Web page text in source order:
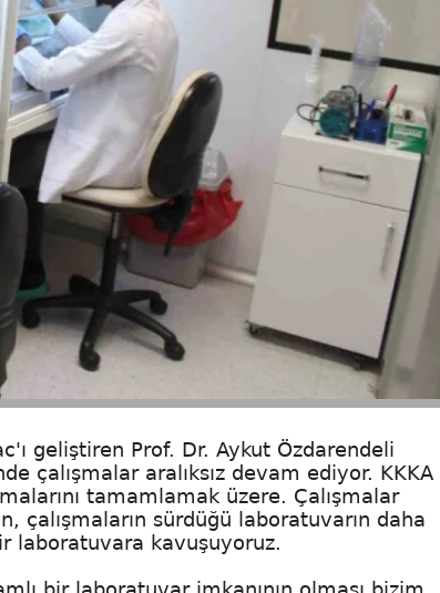
geliştiren Prof. Dr. Aykut Özdarendeli
çalışmalar aralıksız devam ediyor. KKKA
tamamlamak üzere. Çalışmalar
çalışmaların sürdüğü laboratuvarın daha
laboratuvara kavuşuyoruz.